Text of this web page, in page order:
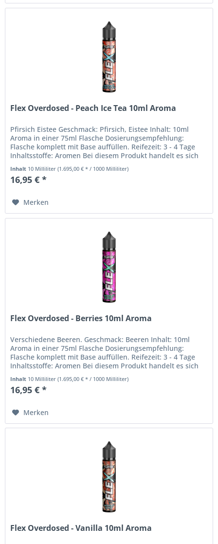
Flex Overdosed - Peach Ice Tea 10ml Aroma
Pfirsich Eistee Geschmack: Pfirsich, Eistee Inhalt: 10ml
Aroma in einer 75ml Flasche Dosierungsempfehlung:
Flasche komplett mit Base auffüllen. Reifezeit: 3 - 4 Tage
Inhaltsstoffe: Aromen Bei diesem Produkt handelt es sich
um ein Aroma,...
Inhalt 10 Milliliter(1.695,00 € * / 1000 Milliliter)
16,95 € *
Merken
Flex Overdosed - Berries 10ml Aroma
Verschiedene Beeren. Geschmack: Beeren Inhalt: 10ml
Aroma in einer 75ml Flasche Dosierungsempfehlung:
Flasche komplett mit Base auffüllen. Reifezeit: 3 - 4 Tage
Inhaltsstoffe: Aromen Bei diesem Produkt handelt es sich
Inhalt 10 Milliliter(1.695,00 € * / 1000 Milliliter)
16,95 € *
Merken
Flex Overdosed - Vanilla 10ml Aroma